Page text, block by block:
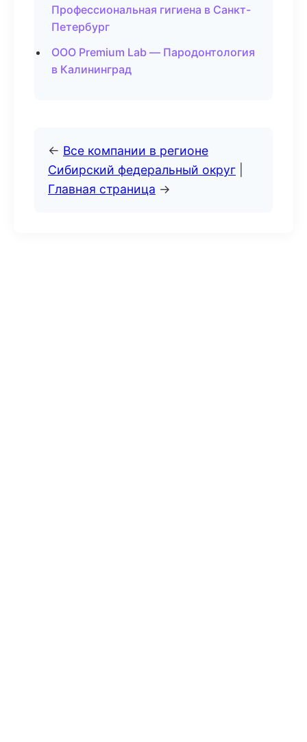
Профессиональная гигиена в Санкт-
Петербург
ООО Premium Lab — Пародонтология
в Калининград
← Все компании в регионе
Сибирский федеральный округ
Главная страница →